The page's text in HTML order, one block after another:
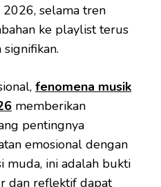
2026, selama tren
ke playlist terus
fenomena musik
memberikan
pentingnya
emosional dengan
muda, ini adalah bukti
dan reflektif dapat